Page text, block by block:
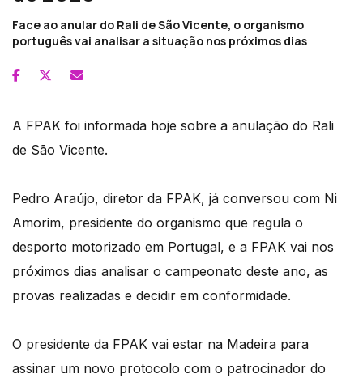
Face ao anular do Rali de São Vicente, o organismo
português vai analisar a situação nos próximos dias
A FPAK foi informada hoje sobre a anulação do Rali
de São Vicente.
Pedro Araújo, diretor da FPAK, já conversou com Ni
Amorim, presidente do organismo que regula o
desporto motorizado em Portugal, e a FPAK vai nos
próximos dias analisar o campeonato deste ano, as
provas realizadas e decidir em conformidade.
O presidente da FPAK vai estar na Madeira para
assinar um novo protocolo com o patrocinador do